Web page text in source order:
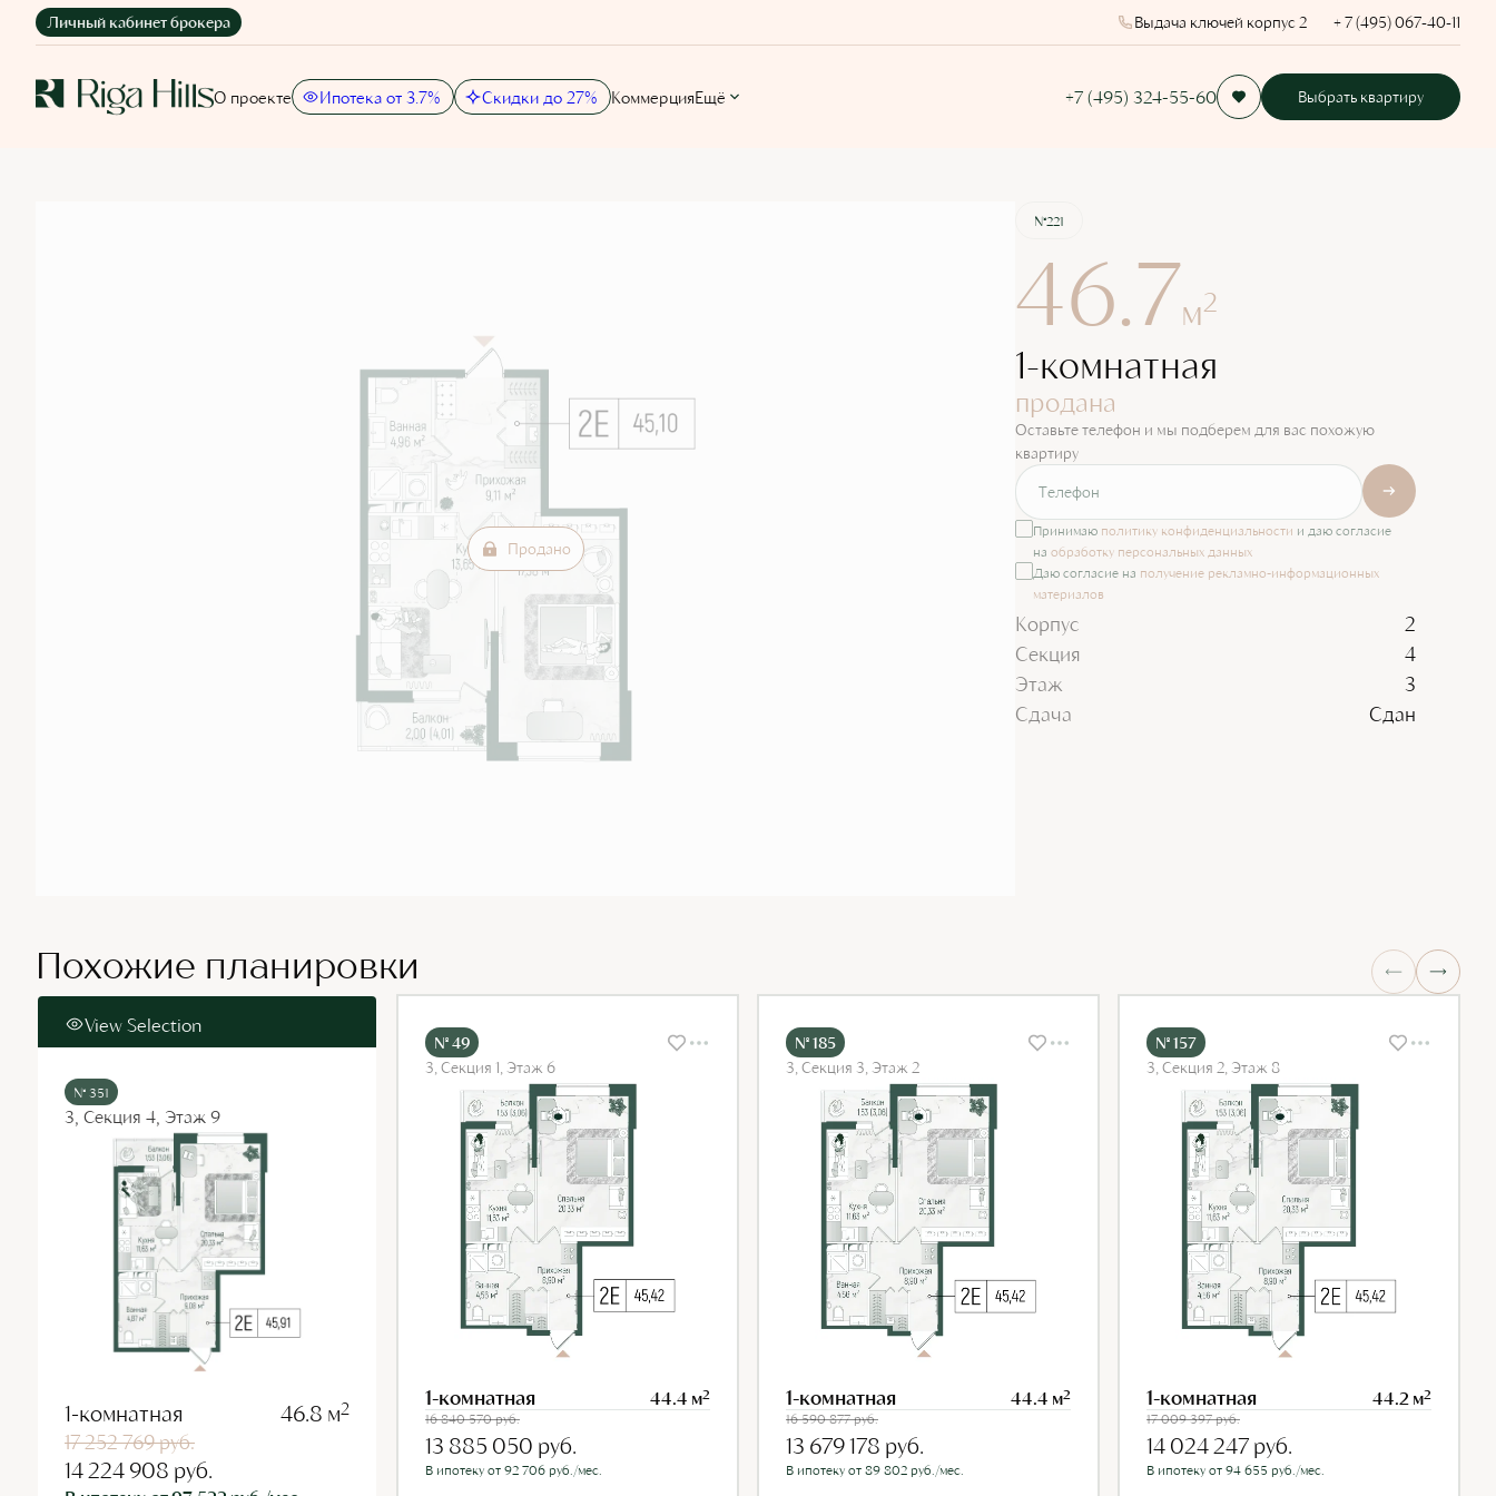
Личный кабинет брокера Выдача ключей корпус 2 + 7 (495) 067-40-11
О проекте Ипотека от 3.7% Скидки до 27% КоммерцияЕщё +7 (495) 324-55-60 Выбрать квартиру
1-комнатная 46.7 м2Цена по запросуИпотекаот 24 227 руб./мес. Квартира забронирована
Продано
№221
46.7м2
1-комнатная
продана
Оставьте телефон и мы подберем для вас похожую
квартиру
Принимаю политику конфиденциальности и даю согласие
на обработку персональных данных
Даю согласие на получение рекламно-информационных
материалов
Корпус
2
Секция
4
Этаж
3
Сдача
Сдан
Похожие планировки
View Selection
№ 351
3, Секция 4, Этаж 9
1-комнатная 46.8 м2
17 252 769руб.
14 224 908 руб.
№ 49
3, Секция 1, Этаж 6
1-комнатная 44.4 м2
16 840 570руб.
13 885 050 руб.
В ипотеку от 92 706 руб./мес.
№ 185
3, Секция 3, Этаж 2
1-комнатная 44.4 м2
16 590 877руб.
13 679 178 руб.
В ипотеку от 89 802 руб./мес.
№ 157
3, Секция 2, Этаж 8
1-комнатная 44.2 м2
17 009 397руб.
14 024 247 руб.
В ипотеку от 94 655 руб./мес.